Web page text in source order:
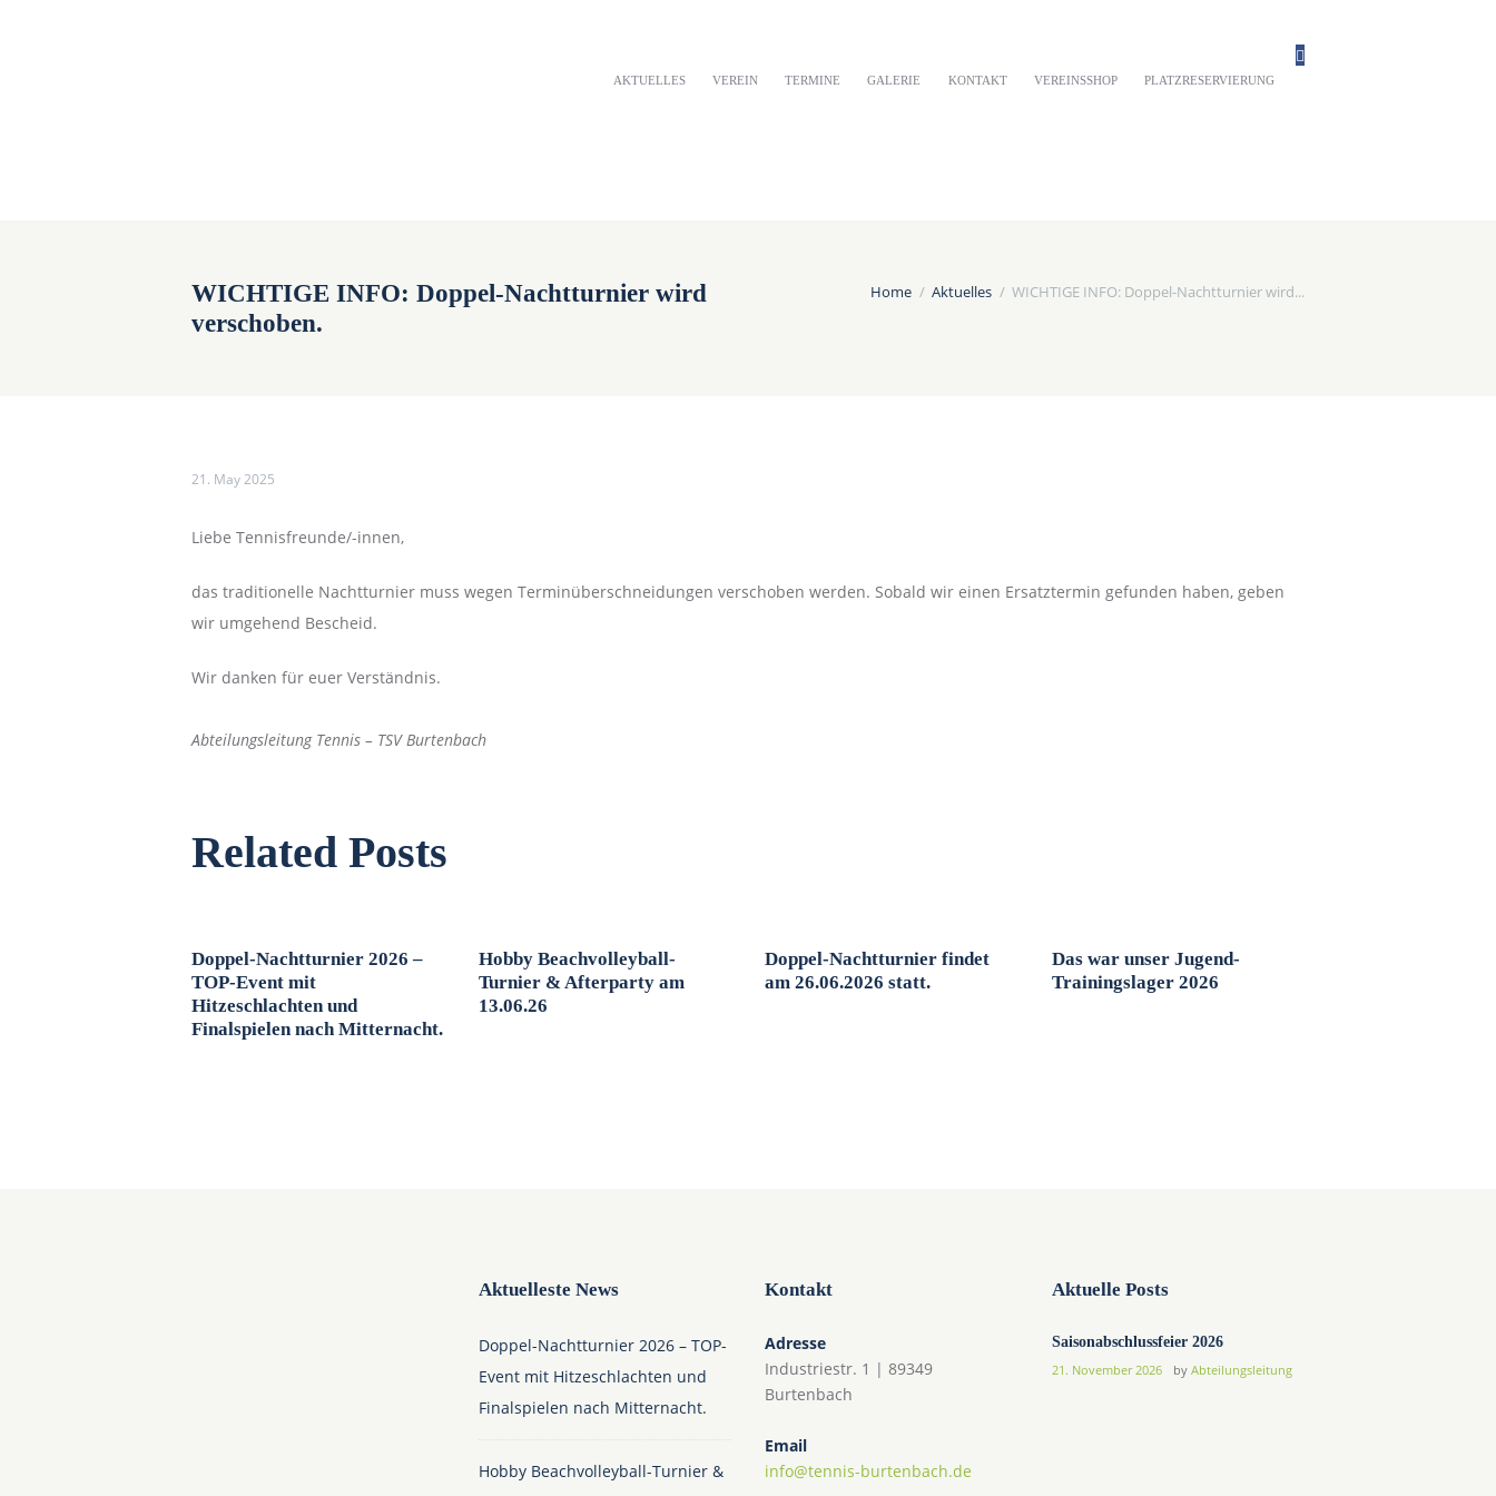
AKTUELLES VEREIN TERMINE GALERIE KONTAKT VEREINSSHOP PLATZRESERVIERUNG
WICHTIGE INFO: Doppel-Nachtturnier wird
verschoben.
Home Aktuelles WICHTIGE INFO: Doppel-Nachtturnier wird...
21. May 2025
Liebe Tennisfreunde/-innen,
das traditionelle Nachtturnier muss wegen Terminüberschneidungen verschoben werden. Sobald wir einen Ersatztermin gefunden haben, geben
wir umgehend Bescheid.
Wir danken für euer Verständnis.
Abteilungsleitung Tennis – TSV Burtenbach
Related Posts
Doppel-Nachtturnier 2026 –
TOP-Event mit
Hitzeschlachten und
Finalspielen nach Mitternacht.
Hobby Beachvolleyball-
Turnier & Afterparty am
13.06.26
Doppel-Nachtturnier findet
am 26.06.2026 statt.
Das war unser Jugend-
Trainingslager 2026
Aktuelleste News
Doppel-Nachtturnier 2026 – TOP-
Event mit Hitzeschlachten und
Finalspielen nach Mitternacht.
Hobby Beachvolleyball-Turnier &
Kontakt
Adresse
Industriestr. 1 | 89349
Burtenbach
Email
info@tennis-burtenbach.de
Aktuelle Posts
Saisonabschlussfeier 2026
21. November 2026 by Abteilungsleitung